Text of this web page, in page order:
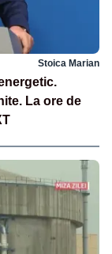
Stoica Marian
La ore de